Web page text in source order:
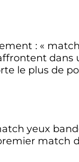
: «
dans
le plus de
yeux
match